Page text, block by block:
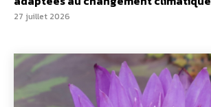
27 juillet 2026